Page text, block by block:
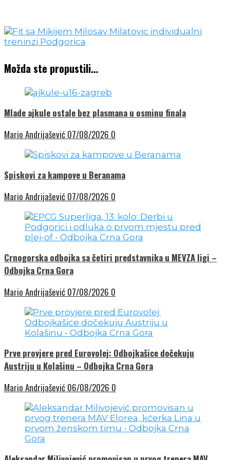
Možda ste propustili…
Mlade ajkule ostale bez plasmana u osminu finala
Mario Andrijašević 07/08/2026 0
Spiskovi za kampove u Beranama
Mario Andrijašević 07/08/2026 0
Crnogorska odbojka sa četiri predstavnika u MEVZA ligi –
Odbojka Crna Gora
Mario Andrijašević 07/08/2026 0
Prve provjere pred Eurovolej: Odbojkašice dočekuju
Austriju u Kolašinu – Odbojka Crna Gora
Mario Andrijašević 06/08/2026 0